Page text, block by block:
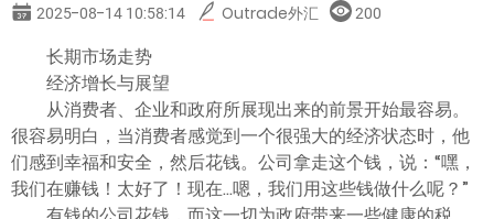
繁體中文
한글
日本語
2025-08-14 10:58:14 Outrade外汇 200
长期市场走势
经济增长与展望
从消费者、企业和政府所展现出来的前景开始最容易。
很容易明白，当消费者感觉到一个很强大的经济状态时，他
们感到幸福和安全，然后花钱。公司拿走这个钱，说：“嘿，
我们在赚钱！太好了！现在...嗯，我们用这些钱做什么呢？”